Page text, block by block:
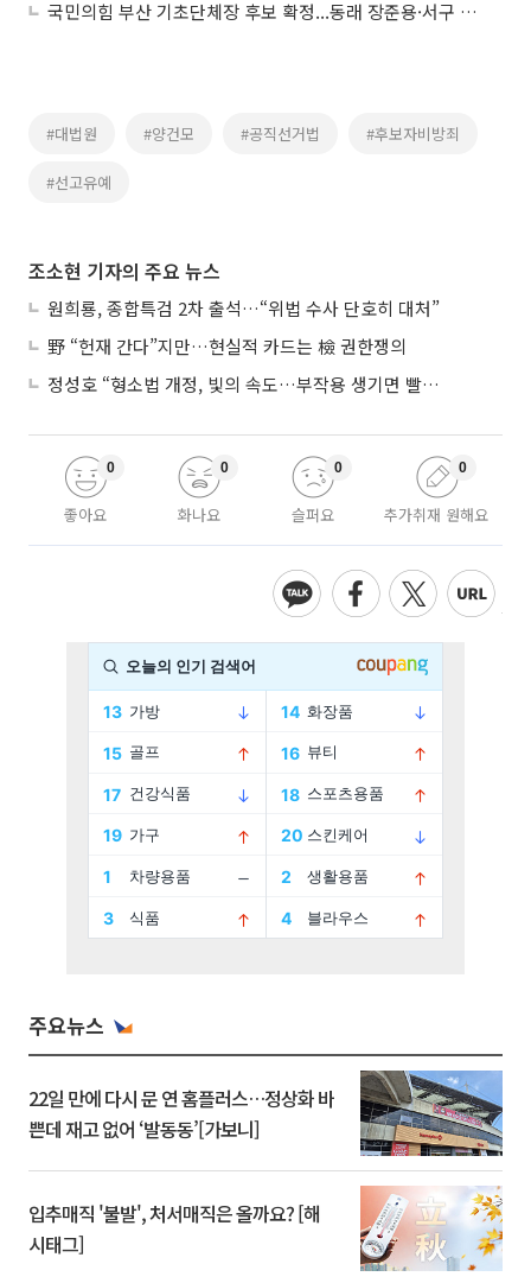
국민의힘 부산 기초단체장 후보 확정...동래 장준용·서구 공한수 등 현 구청장 확정
#대법원 #양건모 #공직선거법 #후보자비방죄
#선고유예
조소현 기자의 주요 뉴스
원희룡, 종합특검 2차 출석…“위법 수사 단호히 대처”
野 “헌재 간다”지만…현실적 카드는 檢 권한쟁의
정성호 “형소법 개정, 빛의 속도…부작용 생기면 빨리 고쳐야”
좋아요
0
화나요
0
슬퍼요
0
추가취재 원해요
0
주요뉴스
22일 만에 다시 문 연 홈플러스…정상화 바
쁜데 재고 없어 ‘발동동’[가보니]
입추매직 '불발', 처서매직은 올까요? [해
시태그]